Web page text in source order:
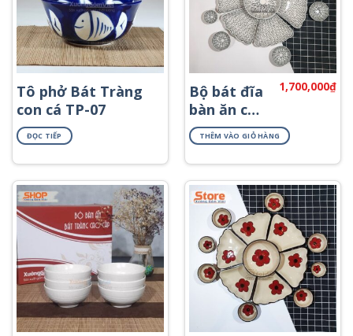
Tô phở Bát Tràng
con cá TP-07
ĐỌC TIẾP
Bộ bát đĩa
bàn ăn cao
cấp hoa
mặt trời
1,700,000₫
THÊM VÀO GIỎ HÀNG